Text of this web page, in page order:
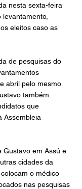
nesta sexta-feira
eleitos caso as
de pesquisas do
abril pelo mesmo
também
que
Assembleia
Gustavo em Assú e
cidades da
o médico
nas pesquisas